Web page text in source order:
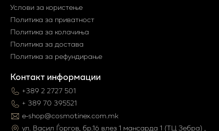
Услови за користење
Политика за приватност
Политика за колачиња
Политика за достава
Политика за рефундирање
Контакт информации
+389 2 2727 501
+ 389 70 395521
e-shop@cosmotinex.com.mk
ул. Васил Ѓоргов, бр.16 влез 1 мaнсарда 1 (ТЦ Зебра) ,